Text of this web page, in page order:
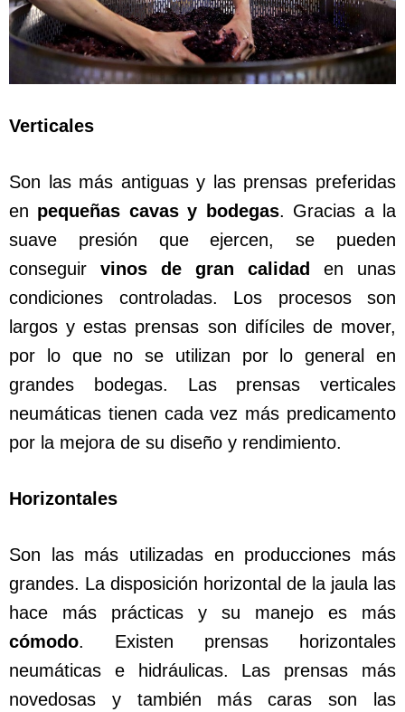
Verticales
Son las más antiguas y las prensas preferidas
en pequeñas cavas y bodegas. Gracias a la
suave presión que ejercen, se pueden
conseguir vinos de gran calidad
en unas
condiciones controladas. Los procesos son
largos y estas prensas son difíciles de mover,
por lo que no se utilizan por lo general en
grandes bodegas. Las prensas verticales
neumáticas tienen cada vez más predicamento
por la mejora de su diseño y rendimiento.
Horizontales
Son las más utilizadas en producciones más
grandes. La disposición horizontal de la jaula las
hace más prácticas y su manejo es más
cómodo. Existen prensas horizontales
neumáticas e hidráulicas. Las prensas más
novedosas y también más caras son las